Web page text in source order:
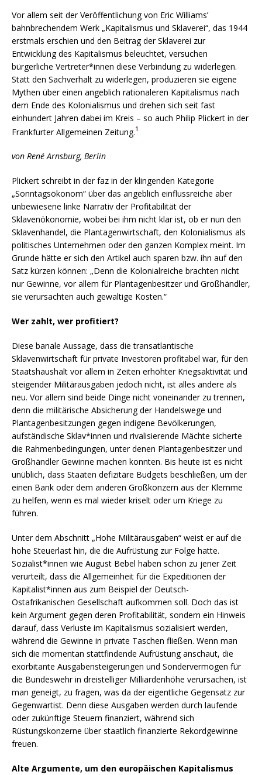
Vor allem seit der Veröffentlichung von Eric Williams’
bahnbrechendem Werk „Kapitalismus und Sklaverei“, das 1944
erstmals erschien und den Beitrag der Sklaverei zur
Entwicklung des Kapitalismus beleuchtet, versuchen
bürgerliche Vertreter*innen diese Verbindung zu widerlegen.
Statt den Sachverhalt zu widerlegen, produzieren sie eigene
Mythen über einen angeblich rationaleren Kapitalismus nach
dem Ende des Kolonialismus und drehen sich seit fast
einhundert Jahren dabei im Kreis – so auch Philip Plickert in der
Frankfurter Allgemeinen Zeitung.1
von René Arnsburg, Berlin
Plickert schreibt in der faz in der klingenden Kategorie
„Sonntagsökonom“ über das angeblich einflussreiche aber
unbewiesene linke Narrativ der Profitabilität der
Sklavenökonomie, wobei bei ihm nicht klar ist, ob er nun den
Sklavenhandel, die Plantagenwirtschaft, den Kolonialismus als
politisches Unternehmen oder den ganzen Komplex meint. Im
Grunde hätte er sich den Artikel auch sparen bzw. ihn auf den
Satz kürzen können: „Denn die Kolonialreiche brachten nicht
nur Gewinne, vor allem für Plantagenbesitzer und Großhändler,
sie verursachten auch gewaltige Kosten.“
Wer zahlt, wer profitiert?
Diese banale Aussage, dass die transatlantische
Sklavenwirtschaft für private Investoren profitabel war, für den
Staatshaushalt vor allem in Zeiten erhöhter Kriegsaktivität und
steigender Militärausgaben jedoch nicht, ist alles andere als
neu. Vor allem sind beide Dinge nicht voneinander zu trennen,
denn die militärische Absicherung der Handelswege und
Plantagenbesitzungen gegen indigene Bevölkerungen,
aufständische Sklav*innen und rivalisierende Mächte sicherte
die Rahmenbedingungen, unter denen Plantagenbesitzer und
Großhändler Gewinne machen konnten. Bis heute ist es nicht
unüblich, dass Staaten defizitäre Budgets beschließen, um der
einen Bank oder dem anderen Großkonzern aus der Klemme
zu helfen, wenn es mal wieder kriselt oder um Kriege zu
führen.
Unter dem Abschnitt „Hohe Militärausgaben“ weist er auf die
hohe Steuerlast hin, die die Aufrüstung zur Folge hatte.
Sozialist*innen wie August Bebel haben schon zu jener Zeit
verurteilt, dass die Allgemeinheit für die Expeditionen der
Kapitalist*innen aus zum Beispiel der Deutsch-
Ostafrikanischen Gesellschaft aufkommen soll. Doch das ist
kein Argument gegen deren Profitabilität, sondern ein Hinweis
darauf, dass Verluste im Kapitalismus sozialisiert werden,
während die Gewinne in private Taschen fließen. Wenn man
sich die momentan stattfindende Aufrüstung anschaut, die
exorbitante Ausgabensteigerungen und Sondervermögen für
die Bundeswehr in dreistelliger Milliardenhöhe verursachen, ist
man geneigt, zu fragen, was da der eigentliche Gegensatz zur
Gegenwartist. Denn diese Ausgaben werden durch laufende
oder zukünftige Steuern finanziert, während sich
Rüstungskonzerne über staatlich finanzierte Rekordgewinne
freuen.
Alte Argumente, um den europäischen Kapitalismus